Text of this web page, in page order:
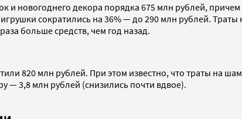
новогоднего декора порядка 675 млн рублей,
сократились на 36% — до 290 млн рублей.
больше средств, чем год назад.
820 млн рублей. При этом известно, что траты на
— 3,8 млн рублей (снизились почти вдвое).